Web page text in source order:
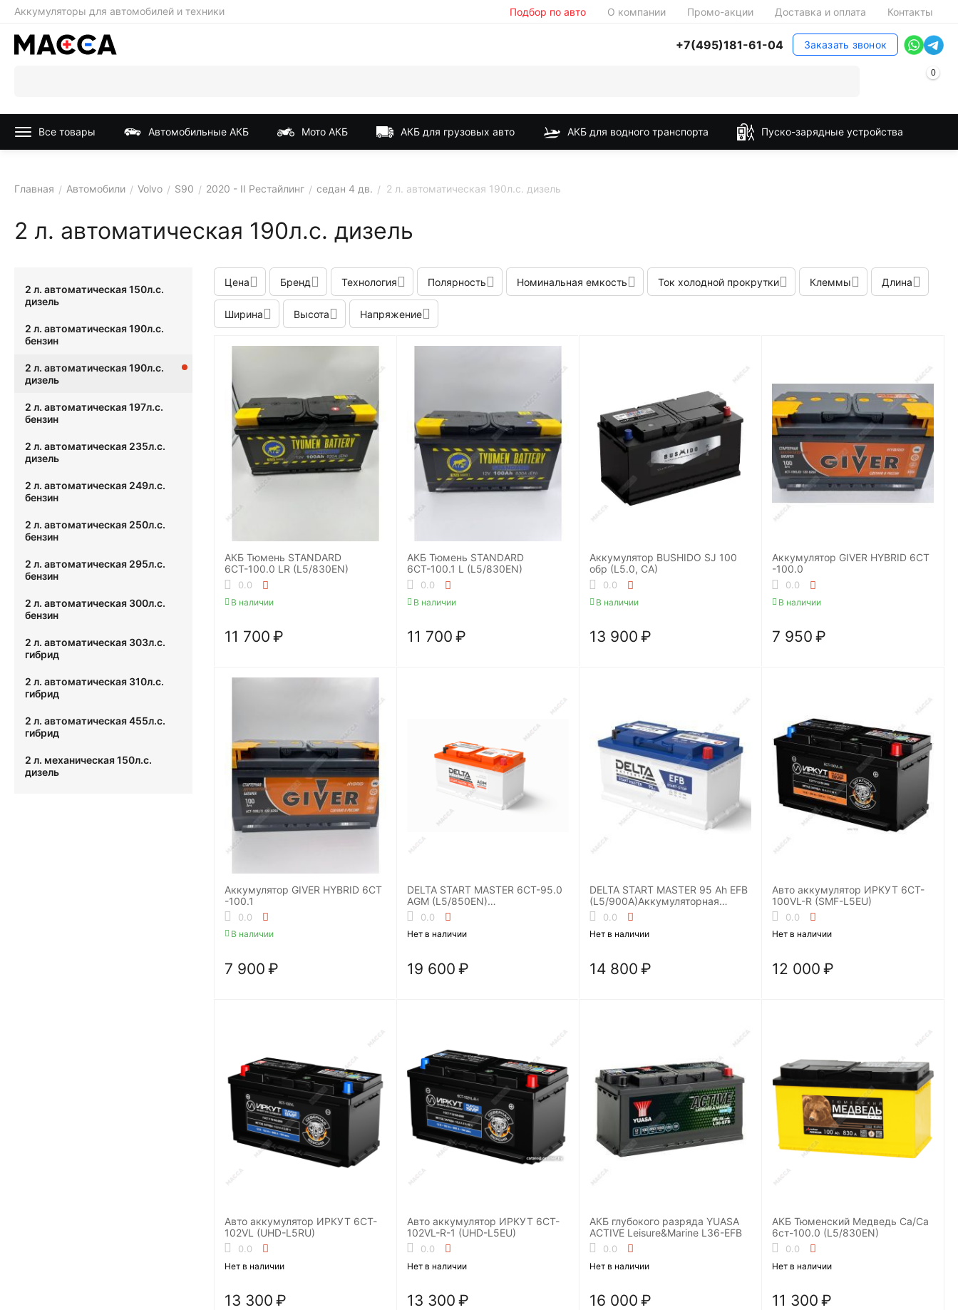
Аккумуляторы для автомобилей и техники Подбор по авто О компании Промо-акции Доставка и оплата Контакты
+7(495)181-61-04 Заказать звонок
0
Все товары Автомобильные АКБ Мото АКБ АКБ для грузовых авто АКБ для водного транспорта Пуско-зарядные устройства
2 л. автоматическая 190л.с. дизель
Главная / Автомобили / Volvo / S90 / 2020 - II Рестайлинг / седан 4 дв. / 2 л. автоматическая 190л.с. дизель
Цена Бренд Технология Полярность Номинальная емкость Ток холодной прокрутки Клеммы Длина
Ширина Высота Напряжение
АКБ Тюмень STANDARD
6СТ-100.0 LR (L5/830EN)
0.0
В наличии
11 700 ₽
АКБ Тюмень STANDARD
6СТ-100.1 L (L5/830EN)
0.0
В наличии
11 700 ₽
Аккумулятор BUSHIDO SJ 100
обр (L5.0, CA)
0.0
В наличии
13 900 ₽
Аккумулятор GIVER HYBRID 6CT
-100.0
0.0
В наличии
7 950 ₽
Аккумулятор GIVER HYBRID 6CT
-100.1
0.0
В наличии
7 900 ₽
DELTA START MASTER 6CT-95.0
AGM (L5/850EN)
Аккумуляторная батарея
0.0
Нет в наличии
19 600 ₽
DELTA START MASTER 95 Ah EFB
(L5/900A)Аккумуляторная
батарея
0.0
Нет в наличии
14 800 ₽
Авто аккумулятор ИРКУТ 6CT-
100VL-R (SMF-L5EU)
0.0
Нет в наличии
12 000 ₽
Авто аккумулятор ИРКУТ 6CT-
102VL (UHD-L5RU)
0.0
Нет в наличии
13 300 ₽
Авто аккумулятор ИРКУТ 6CT-
102VL-R-1 (UHD-L5EU)
0.0
Нет в наличии
13 300 ₽
АКБ глубокого разряда YUASA
ACTIVE Leisure&Marine L36-EFB
0.0
Нет в наличии
16 000 ₽
АКБ Тюменский Медведь Ca/Ca
6ст-100.0 (L5/830EN)
0.0
Нет в наличии
11 300 ₽
2 л. автоматическая 150л.с.
дизель
2 л. автоматическая 190л.с.
бензин
2 л. автоматическая 190л.с.
дизель
2 л. автоматическая 197л.с.
бензин
2 л. автоматическая 235л.с.
дизель
2 л. автоматическая 249л.с.
бензин
2 л. автоматическая 250л.с.
бензин
2 л. автоматическая 295л.с.
бензин
2 л. автоматическая 300л.с.
бензин
2 л. автоматическая 303л.с.
гибрид
2 л. автоматическая 310л.с.
гибрид
2 л. автоматическая 455л.с.
гибрид
2 л. механическая 150л.с.
дизель